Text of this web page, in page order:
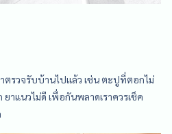
ตรวจรับบ้านไปแล้ว เช่น ตะปูที่ตอกไม่
าแนวไม่ดี เพื่อกันพลาดเราควรเช็ค